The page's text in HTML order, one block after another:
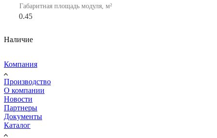
Габаритная площадь модуля, м²
0.45
Наличие
Компания
Производство
О компании
Новости
Партнеры
Документы
Каталог